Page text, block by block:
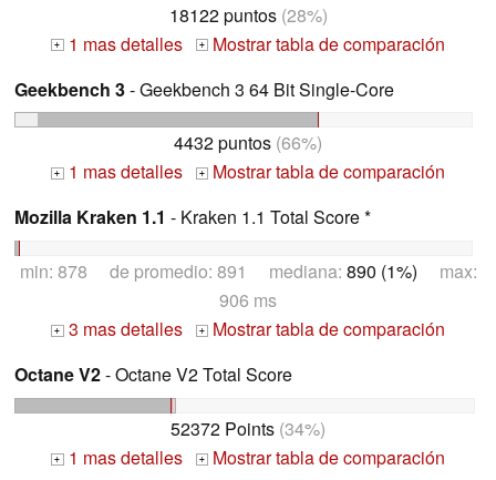
18122 puntos(28%)
+ 1 mas detalles +
Mostrar tabla de comparación
Geekbench 3- Geekbench 3 64 Bit Single-Core
4432 puntos (66%)
+ 1 mas detalles +
Mostrar tabla de comparación
Mozilla Kraken 1.1 - Kraken 1.1 Total Score *
min: 878 de promedio: 891 mediana: 890 (1%) max:
906 ms
+ 3 mas detalles +
Mostrar tabla de comparación
Octane V2- Octane V2 Total Score
52372 Points (34%)
+ 1 mas detalles +
Mostrar tabla de comparación